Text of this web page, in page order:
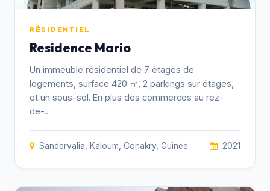
RÉSIDENTIEL
Residence Mario
Un immeuble résidentiel de 7 étages de
logements, surface 420 ㎡, 2 parkings sur étages,
et un sous-sol. En plus des commerces au rez-
de-...
Sandervalia, Kaloum, Conakry, Guinée 2021